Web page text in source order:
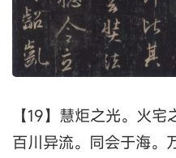
【19】慧炬之光。火
百川异流。同会于海。